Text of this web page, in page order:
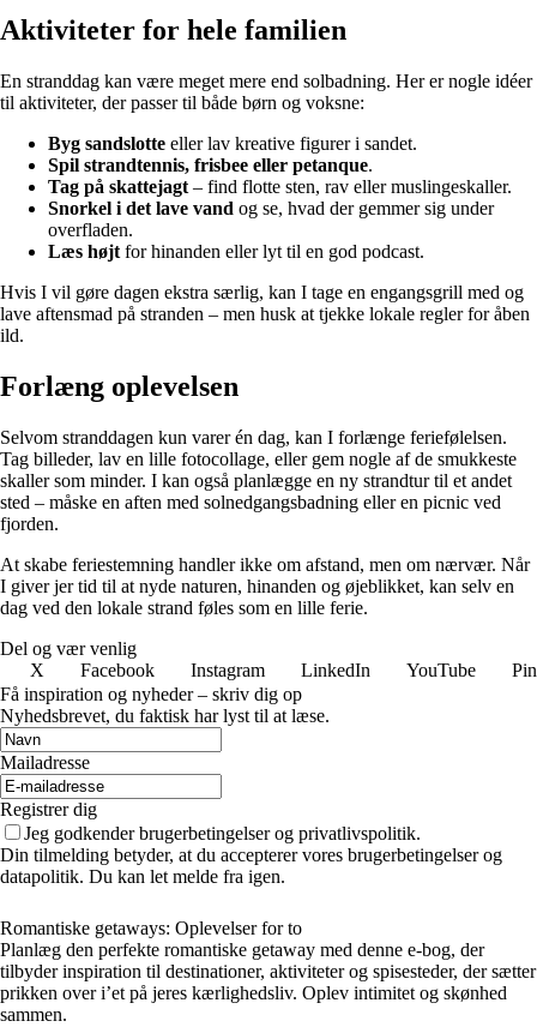
Aktiviteter for hele familien
En stranddag kan være meget mere end solbadning. Her er nogle idéer
til aktiviteter, der passer til både børn og voksne:
Byg sandslotte eller lav kreative figurer i sandet.
Spil strandtennis, frisbee eller petanque.
Tag på skattejagt – find flotte sten, rav eller muslingeskaller.
Snorkel i det lave vand og se, hvad der gemmer sig under
overfladen.
Læs højt for hinanden eller lyt til en god podcast.
Hvis I vil gøre dagen ekstra særlig, kan I tage en engangsgrill med og
lave aftensmad på stranden – men husk at tjekke lokale regler for åben
ild.
Forlæng oplevelsen
Selvom stranddagen kun varer én dag, kan I forlænge feriefølelsen.
Tag billeder, lav en lille fotocollage, eller gem nogle af de smukkeste
skaller som minder. I kan også planlægge en ny strandtur til et andet
sted – måske en aften med solnedgangsbadning eller en picnic ved
fjorden.
At skabe feriestemning handler ikke om afstand, men om nærvær. Når
I giver jer tid til at nyde naturen, hinanden og øjeblikket, kan selv en
dag ved den lokale strand føles som en lille ferie.
Del og vær venlig
X
Facebook Instagram LinkedIn YouTube
Få inspiration og nyheder – skriv dig op
Nyhedsbrevet, du faktisk har lyst til at læse.
Mailadresse
Registrer dig
Jeg godkender brugerbetingelser og privatlivspolitik.
Din tilmelding betyder, at du accepterer vores brugerbetingelser og
datapolitik. Du kan let melde fra igen.
Romantiske getaways: Oplevelser for to
Planlæg den perfekte romantiske getaway med denne e-bog, der
tilbyder inspiration til destinationer, aktiviteter og spisesteder, der sætter
prikken over i’et på jeres kærlighedsliv. Oplev intimitet og skønhed
sammen.